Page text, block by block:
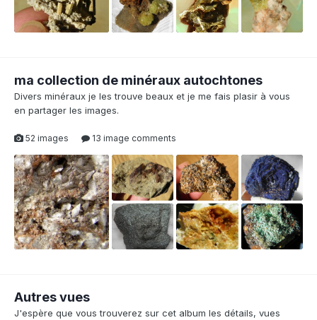
ma collection de minéraux autochtones
Divers minéraux je les trouve beaux et je me fais plasir à vous
en partager les images.
52 images 13 image comments
Autres vues
J'espère que vous trouverez sur cet album les détails, vues